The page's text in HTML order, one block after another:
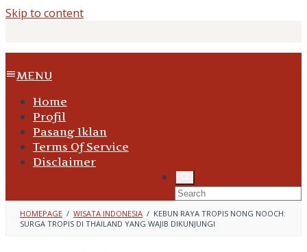
Skip to content
MENU
Home
Profil
Pasang Iklan
Terms Of Service
Disclaimer
HOMEPAGE / WISATA INDONESIA / KEBUN RAYA TROPIS NONG NOOCH:
SURGA TROPIS DI THAILAND YANG WAJIB DIKUNJUNGI